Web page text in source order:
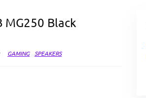
MG250 Black
GAMING SPEAKERS